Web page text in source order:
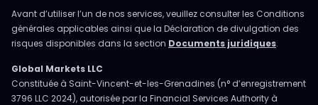
Avant d’utiliser l’un de nos services, veuillez consulter les Conditions
générales applicables ainsi que la Déclaration de divulgation des
risques disponibles dans la section Documents juridiques.
Global Markets LLC
Constituée à Saint-Vincent-et-les-Grenadines (n° d’enregistrement
3796 LLC 2024), autorisée par la Financial Services Authority à